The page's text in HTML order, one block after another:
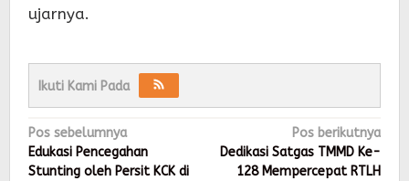
ujarnya.
Ikuti Kami Pada
Navigasi
pos
Pos sebelumnya
Edukasi Pencegahan
Stunting oleh Persit KCK di
Pos berikutnya
Dedikasi Satgas TMMD Ke-
128 Mempercepat RTLH